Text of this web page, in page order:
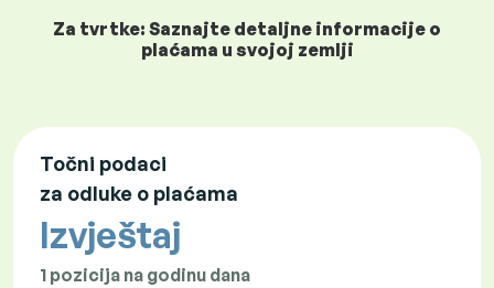
Za tvrtke: Saznajte detaljne informacije o
plaćama u svojoj zemlji
Točni podaci
za odluke o plaćama
Izvještaj
1 pozicija na godinu dana